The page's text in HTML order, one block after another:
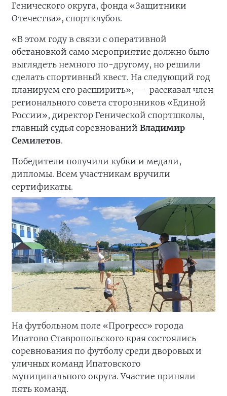
Генического округа, фонда «Защитники
Отечества», спортклубов.
«В этом году в связи с оперативной
обстановкой само мероприятие должно было
выглядеть немного по-другому, но решили
сделать спортивный квест. На следующий год
планируем его расширить», — рассказал член
регионального совета сторонников «Единой
России», директор Генической спортшколы,
главный судья соревнований Владимир
Семилетов.
Победители получили кубки и медали,
дипломы. Всем участникам вручили
сертификаты.
На футбольном поле «Прогресс» города
Ипатово Ставропольского края состоялись
соревнования по футболу среди дворовых и
уличных команд Ипатовского
муниципального округа. Участие приняли
пять команд.